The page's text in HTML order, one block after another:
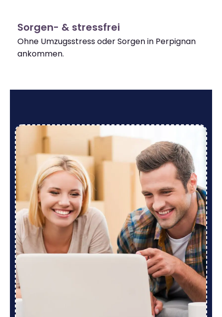
Sorgen- & stressfrei
Ohne Umzugsstress oder Sorgen in Perpignan
ankommen.